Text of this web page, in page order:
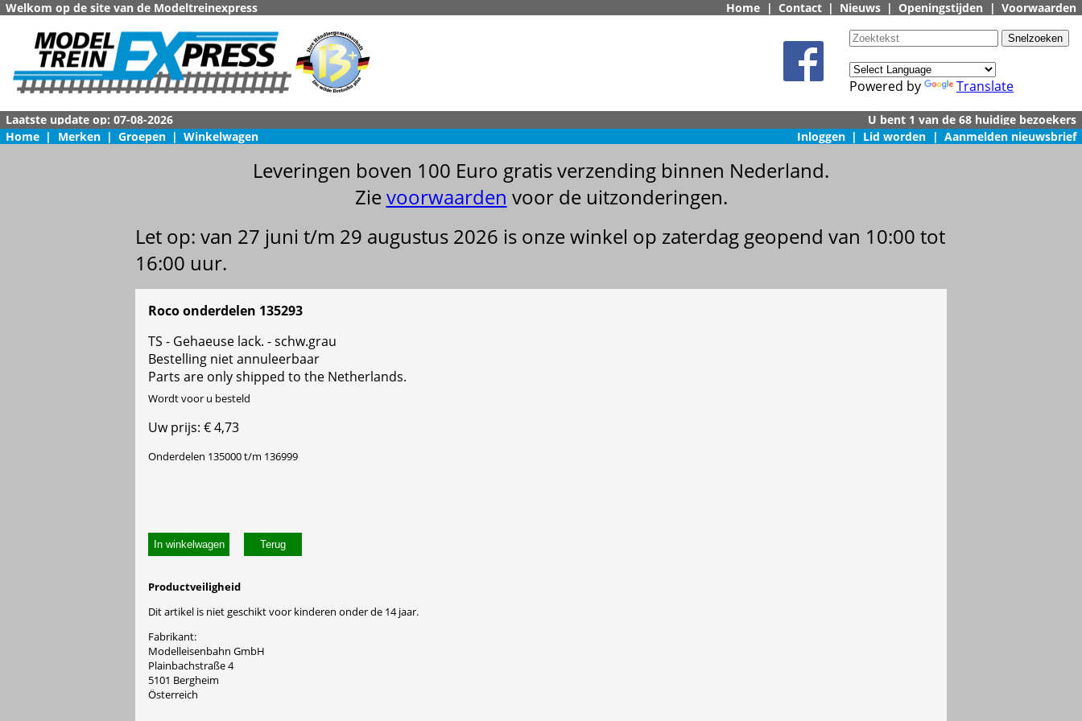
Welkom op de site van de Modeltreinexpress Home | Contact | Nieuws | Openingstijden | Voorwaarden
Powered by Translate
Home | Merken | Groepen | Winkelwagen Inloggen | Lid worden | Aanmelden nieuwsbrief
Leveringen boven 100 Euro gratis verzending binnen Nederland.
Zievoorwaarden voor de uitzonderingen.
Let op: van 27 juni t/m 29 augustus 2026 is onze winkel op zaterdag geopend van 10:00 tot
16:00 uur.
Roco onderdelen 135293
TS - Gehaeuse lack. - schw.grau
Bestelling niet annuleerbaar
Parts are only shipped to the Netherlands.
Wordt voor u besteld
Uw prijs: € 4,73
Onderdelen 135000 t/m 136999
In winkelwagen
Productveiligheid
Dit artikel is niet geschikt voor kinderen onder de 14 jaar.
Fabrikant:
Modelleisenbahn GmbH
Plainbachstraße 4
5101 Bergheim
Österreich